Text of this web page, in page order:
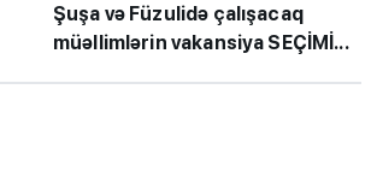
Şuşa və Füzulidə çalışacaq
müəllimlərin vakansiya SEÇİMİ...